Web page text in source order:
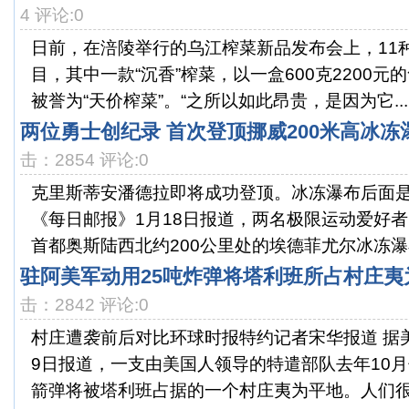
4 评论:0
日前，在涪陵举行的乌江榨菜新品发布会上，11
目，其中一款“沉香”榨菜，以一盒600克2200元
被誉为“天价榨菜”。“之所以如此昂贵，是因为它...
两位勇士创纪录 首次登顶挪威200米高冰冻
击：2854 评论:0
克里斯蒂安潘德拉即将成功登顶。冰冻瀑布后面
《每日邮报》1月18日报道，两名极限运动爱好
首都奥斯陆西北约200公里处的埃德菲尤尔冰冻
驻阿美军动用25吨炸弹将塔利班所占村庄夷
击：2842 评论:0
村庄遭袭前后对比环球时报特约记者宋华报道 据
9日报道，一支由美国人领导的特遣部队去年10
箭弹将被塔利班占据的一个村庄夷为平地。人们